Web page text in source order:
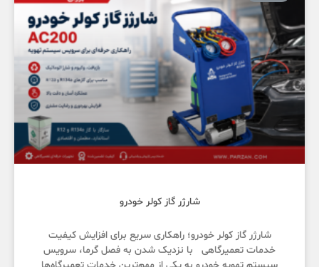
شارژر گاز کولر خودرو
شارژر گاز کولر خودرو؛ راهکاری سریع برای افزایش کیفیت
خدمات تعمیرگاهی با نزدیک شدن به فصل گرما، سرویس